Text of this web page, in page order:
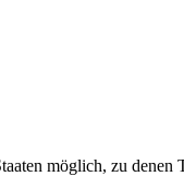
möglich, zu denen